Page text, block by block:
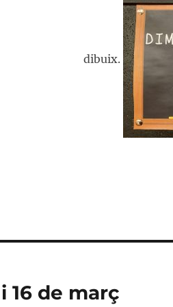
dibuix.
16 de març